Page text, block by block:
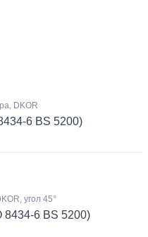
DKOR
6 BS 5200)
угол 45°
8434-6 BS 5200)